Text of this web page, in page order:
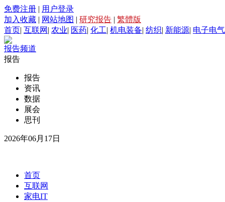
免费注册 | 用户登录
加入收藏 | 网站地图 | 研究报告 | 繁體版
首页| 互联网 | 农业| 医药| 化工| 机电装备| 纺织| 新能源| 电子电气
报告频道
报告
报告
资讯
数据
展会
思刊
2026年06月17日
首页
互联网
家电IT